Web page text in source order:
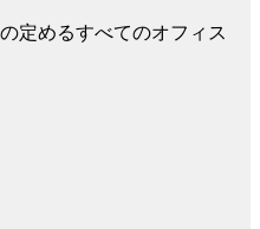
定めるすべてのオフィス